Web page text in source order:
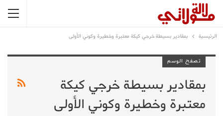
الرئيسية بمقادير بسيطة خرجي كيكة معتبرة وخطيرة وكوني الأولى
تصفح الوسم
بمقادير بسيطة خرجي كيكة
معتبرة وخطيرة وكوني الأولى